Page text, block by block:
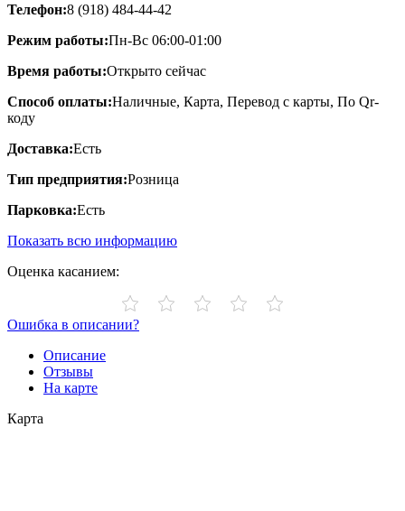
Телефон:8 (918) 484-44-42
Режим работы:Пн-Вс 06:00-01:00
Время работы:Открыто сейчас
Способ оплаты:Наличные, Карта, Перевод с карты, По Qr-
коду
Доставка:Есть
Тип предприятия:Розница
Парковка:Есть
Показать всю информацию
Оценка касанием:
Ошибка в описании?
Описание
Отзывы
На карте
Карта